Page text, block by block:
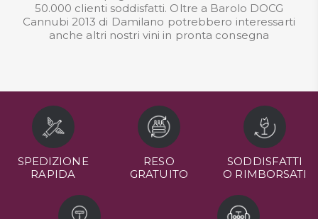
50.000 clienti soddisfatti. Oltre a Barolo DOCG
Cannubi 2013 di Damilano potrebbero interessarti
anche altri nostri vini in pronta consegna
SPEDIZIONE
RAPIDA
RESO
GRATUITO
SODDISFATTI
O RIMBORSATI